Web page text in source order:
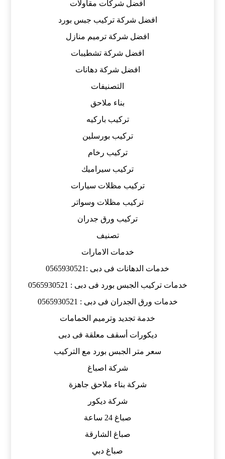
افضل شركات مقاولات
افضل شركة تركيب جبس بورد
افضل شركة ترميم منازل
افضل شركة تشطيبات
افضل شركة دهانات
التصنيفات
بناء ملاحق
تركيب باركيه
تركيب بورسلين
تركيب رخام
تركيب سيراميك
تركيب مظلات سيارات
تركيب مظلات وسواتر
تركيب ورق جدران
تصنيف
خدمات الامارات
خدمات الدهانات فى دبى :0565930521
خدمات تركيب الجبس بورد فى دبى : 0565930521
خدمات ورق الجدران فى دبى : 0565930521
خدمة تجديد وترميم الحمامات
ديكورات أسقف معلقة فى دبى
سعر متر الجبس بورد مع التركيب
شركة اصباغ
شركة بناء ملاحق جاهزة
شركة ديكور
صباغ 24 ساعة
صباغ الشارقة
صباغ دبي